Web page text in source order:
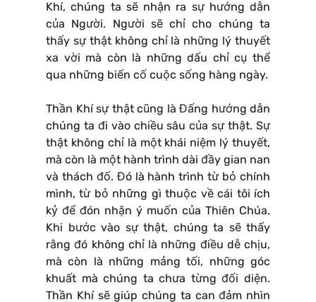
Khí, chúng ta sẽ nhận ra sự hướng dẫn
của Người. Người sẽ chỉ cho chúng ta
thấy sự thật không chỉ là những lý thuyết
xa vời mà còn là những dấu chỉ cụ thể
qua những biến cố cuộc sống hàng ngày.
Thần Khí sự thật cũng là Đấng hướng dẫn
chúng ta đi vào chiều sâu của sự thật. Sự
thật không chỉ là một khái niệm lý thuyết,
mà còn là một hành trình dài đầy gian nan
và thách đố. Đó là hành trình từ bỏ chính
mình, từ bỏ những gì thuộc về cái tôi ích
kỷ để đón nhận ý muốn của Thiên Chúa.
Khi bước vào sự thật, chúng ta sẽ thấy
rằng đó không chỉ là những điều dễ chịu,
mà còn là những mảng tối, những góc
khuất mà chúng ta chưa từng đối diện.
Thần Khí sẽ giúp chúng ta can đảm nhìn